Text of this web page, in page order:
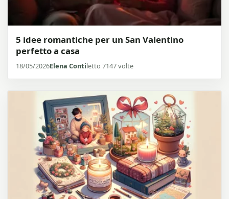
5 idee romantiche per un San Valentino
perfetto a casa
18/05/2026Elena Contiletto 7147 volte